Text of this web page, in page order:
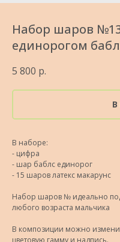
Набор шаров
единорогом
5 800 р.
В
В наборе:
- цифра
- шар баблс единорог
- 15 шаров латекс макарунс
Набор шаров № идеально
любого возраста мальчика
В композиции можно